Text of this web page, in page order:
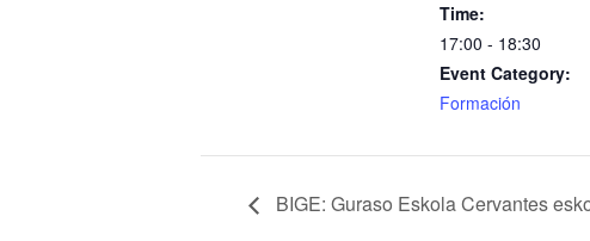
Time:
17:00 - 18:30
Event Category:
Formación
BIGE: Guraso Eskola Cervantes